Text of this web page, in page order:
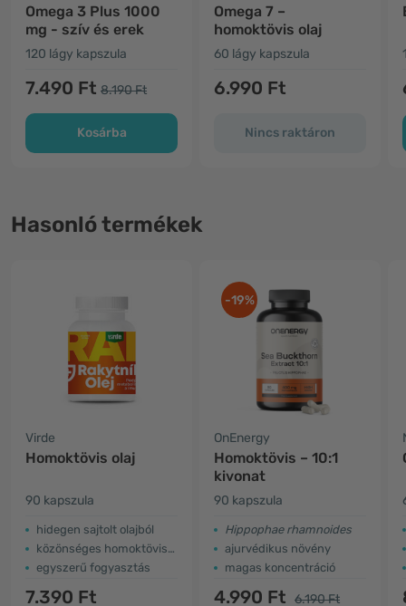
Omega 3 Plus 1000
mg - szív és erek
120 lágy kapszula
7.490 Ft 8.190 Ft
Kosárba
Omega 7 –
homoktövis olaj
60 lágy kapszula
6.990 Ft
Nincs raktáron
Hasonló termékek
Virde
Homoktövis olaj
90 kapszula
hidegen sajtolt olajból
közönséges homoktövisből
egyszerű fogyasztás
7.390 Ft
-19%
OnEnergy
Homoktövis – 10:1
kivonat
90 kapszula
Hippophae rhamnoides
ajurvédikus növény
magas koncentráció
4.990 Ft 6.190 Ft